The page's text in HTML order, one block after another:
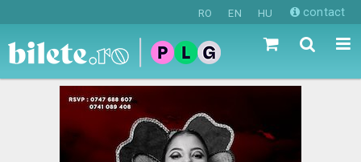
RO EN HU contact